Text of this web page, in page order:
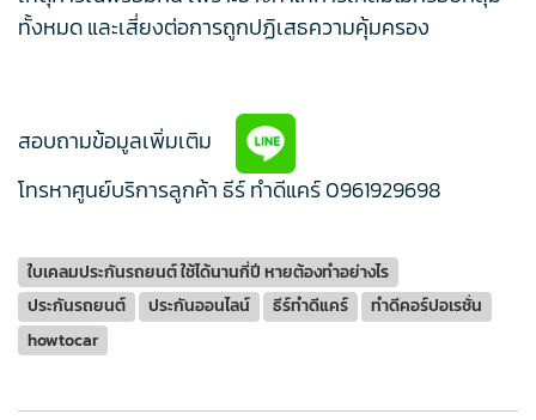
ทั้งหมด และเสี่ยงต่อการถูกปฏิเสธความคุ้มครอง
สอบถามข้อมูลเพิ่มเติม
โทรหาศูนย์บริการลูกค้า ธีร์ ทำดีแคร์0961929698
ใบเคลมประกันรถยนต์ ใช้ได้นานกี่ปี หายต้องทำอย่างไร
ประกันรถยนต์
ประกันออนไลน์ ธีร์ทำดีแคร์
ทำดีคอร์ปอเรชั่น
howtocar